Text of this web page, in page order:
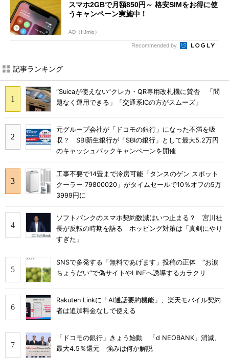
スマホ2GBで月額850円～ 格安SIMをお得に使
うキャンペーン実施中！
AD（IIJmio）
Recommended by
記事ランキング
“Suicaが使えない”クレカ・QR専用改札機に賛否 「問
題なく運用できる」「交通系ICの方がスムーズ」
元グループ会社が「ドコモの銀行」になった不満を吸
収？ SBI新生銀行が「SBIの銀行」として最大5.2万円
のキャッシュバックキャンペーンを開催
工事不要で14畳まで冷房可能「タンスのゲン スポット
クーラー 79800020」がタイムセールで10％オフの5万
3999円に
ソフトバンクのスマホ契約数減はいつ止まる？ 宮川社
長が反転の時期を語る ホッピング対策は「真剣にやり
すぎた」
SNSで多発する「無料であげます」投稿の正体 “お涙
ちょうだい”で偽サイトやLINEへ誘導するカラクリ
Rakuten Linkに「AI通話要約機能」、楽天モバイル契約
者は追加料金なしで使える
「ドコモの銀行」きょう始動 「d NEOBANK」消滅、
最大4.5％還元 強みは何か解説